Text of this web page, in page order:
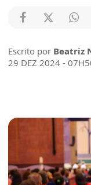
Escrito por Beatriz
29 DEZ 2024 -